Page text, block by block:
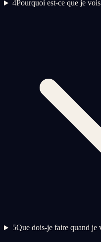
4Pourquoi est-ce que je vois
5Que dois-je faire quand je